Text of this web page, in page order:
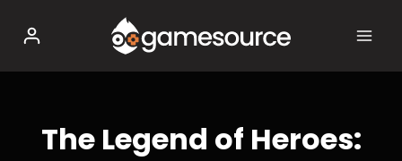
contenuto
The Legend of Heroes: